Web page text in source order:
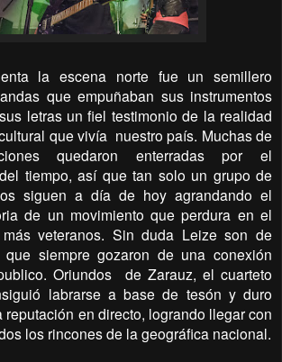
la escena norte fue un semillero
que empuñaban sus instrumentos
letras un fiel testimonio de la realidad
que vivía nuestro país. Muchas de
quedaron enterradas por el
tiempo, así que tan solo un grupo de
siguen a día de hoy agrandando el
de un movimiento que perdura en el
veteranos. Sin duda Leize son de
que siempre gozaron de una conexión
Oriundos
de Zarauz, el cuarteto
labrarse a base de tesón y duro
reputación en directo, logrando llegar con
los rincones de la geográfica nacional.